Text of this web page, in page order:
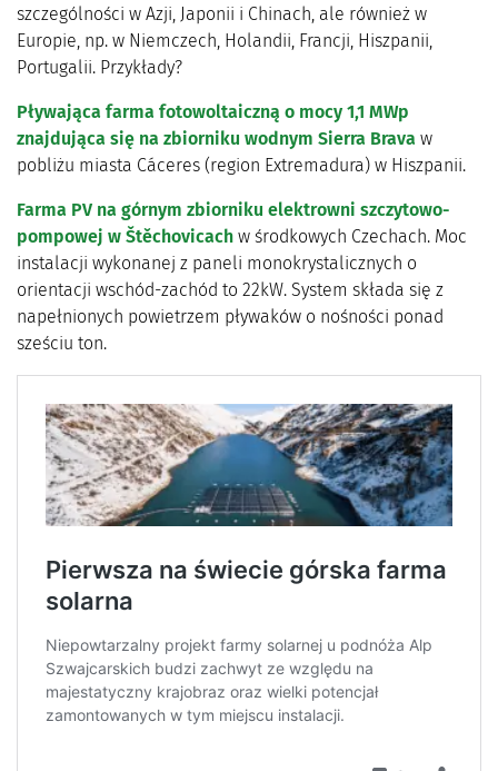
szczególności w Azji, Japonii i Chinach, ale również w
Europie, np. w Niemczech, Holandii, Francji, Hiszpanii,
Portugalii. Przykłady?
Pływająca farma fotowoltaiczną o mocy 1,1 MWp
znajdująca się na zbiorniku wodnym Sierra Brava w
pobliżu miasta Cáceres (region Extremadura) w Hiszpanii.
Farma PV na górnym zbiorniku elektrowni szczytowo-
pompowej w Štěchovicach w środkowych Czechach. Moc
instalacji wykonanej z paneli monokrystalicznych o
orientacji wschód-zachód to 22kW. System składa się z
napełnionych powietrzem pływaków o nośności ponad
sześciu ton.